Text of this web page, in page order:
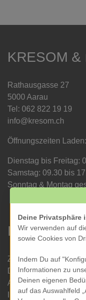
KRESOM &
Rathausgasse 27
5000 Aarau
Tel: 062 822 19 19
info@kresom.ch
Öffnungszeiten Laden:
Dienstag bis Freitag:
Samstag: 09.30 bis
Sonntag & Montag
Zahlung und Versand
Datenschutz
AGB
Impressum
Deine Privatsphäre
Wir verwenden auf
sowie Cookies von
Indem Du auf
Informationen zu
Deinen eigenen
auf das Auswahlfeld